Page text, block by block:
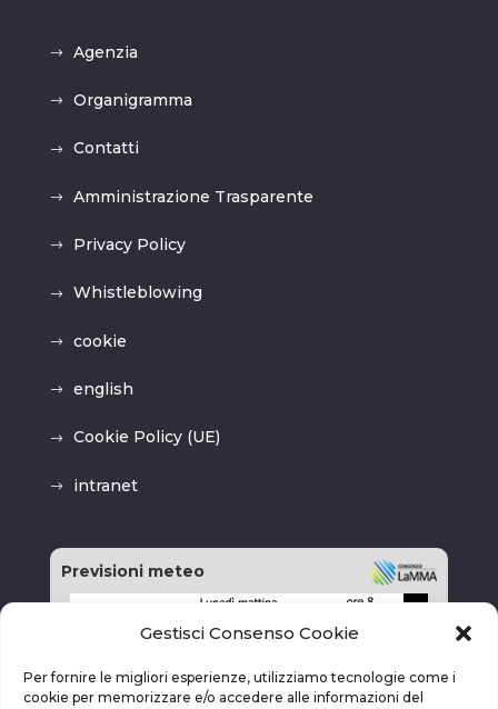
Gestisci Consenso Cookie
Per fornire le migliori esperienze, utilizziamo tecnologie come i
cookie per memorizzare e/o accedere alle informazioni del
Agenzia
Organigramma
Contatti
Amministrazione Trasparente
Privacy Policy
Whistleblowing
cookie
english
Cookie Policy (UE)
intranet
Previsioni meteo